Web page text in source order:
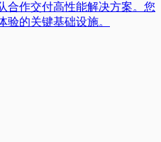
合作交付高性能解决方案。您
的关键基础设施。